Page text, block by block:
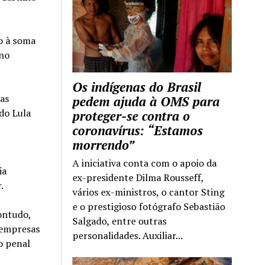
à soma
Lula
penal
Os indígenas do Brasil
pedem ajuda à OMS para
proteger-se contra o
coronavírus: “Estamos
morrendo”
A iniciativa conta com o apoio da
ex-presidente Dilma Rousseff,
vários ex-ministros, o cantor Sting
e o prestigioso fotógrafo Sebastião
Salgado, entre outras
personalidades. Auxiliar...